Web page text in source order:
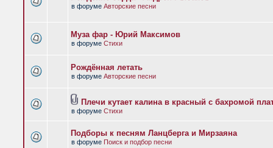
в форуме Авторские песни
Муза фар - Юрий Максимов
в форуме Стихи
Рождённая летать
в форуме Авторские песни
Плечи кутает калина в красный с бахромой
в форуме Стихи
Подборы к песням Ланцберга и Мирзаяна
в форуме Поиск и подбор песни